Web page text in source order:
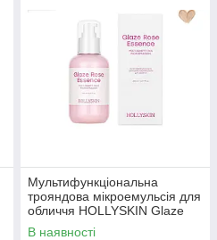
Мультифункціональна
трояндова мікроемульсія для
обличчя HOLLYSKIN Glaze
Rose Essence
В наявності